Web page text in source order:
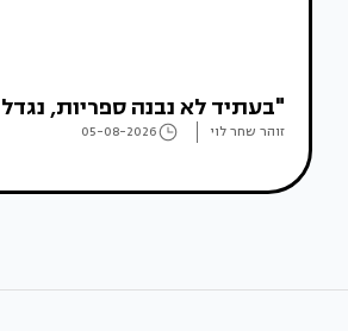
"בעתיד לא נבנה ספריות,
זוהר שחר לוי 05-08-2026